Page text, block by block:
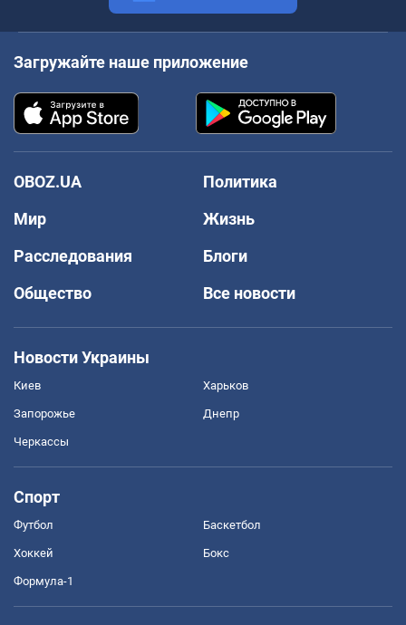
Загружайте наше приложение
OBOZ.UA
Политика
Мир
Жизнь
Расследования
Блоги
Общество
Все новости
Новости Украины
Киев Харьков
Запорожье Днепр
Черкассы
Спорт
Футбол Баскетбол
Хоккей Бокс
Формула-1